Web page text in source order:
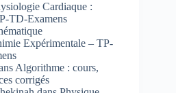
Cardiaque :
TD-Examens
Expérimentale – TP-
Algorithme : cours,
corrigés